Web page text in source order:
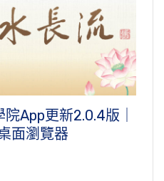
App更新2.0.4版｜
面瀏覽器